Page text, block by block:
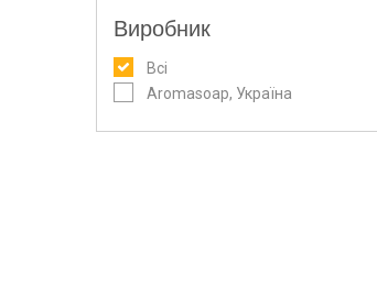
Виробник
Всі
Aromasoap, Україна